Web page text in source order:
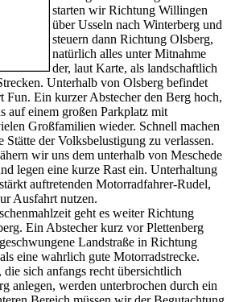
starten wir Richtung Willingen
über Usseln nach Winterberg und
steuern dann Richtung Olsberg,
natürlich alles unter Mitnahme
der, laut Karte, als landschaftlich
Unterhalb von Olsberg befindet
Fun. Ein kurzer Abstecher den Berg hoch,
auf einem großen Parkplatz mit
Großfamilien wieder. Schnell machen
der Volksbelustigung zu verlassen.
wir uns dem unterhalb von Meschede
legen eine kurze Rast ein. Unterhaltung
auftretenden Motorradfahrer-Rudel,
Ausfahrt nutzen.
geht es weiter Richtung
Ein Abstecher kurz vor Plettenberg
Landstraße in Richtung
eine wahrlich gute Motorradstrecke.
sich anfangs recht übersichtlich
anlegen, werden unterbrochen durch ein